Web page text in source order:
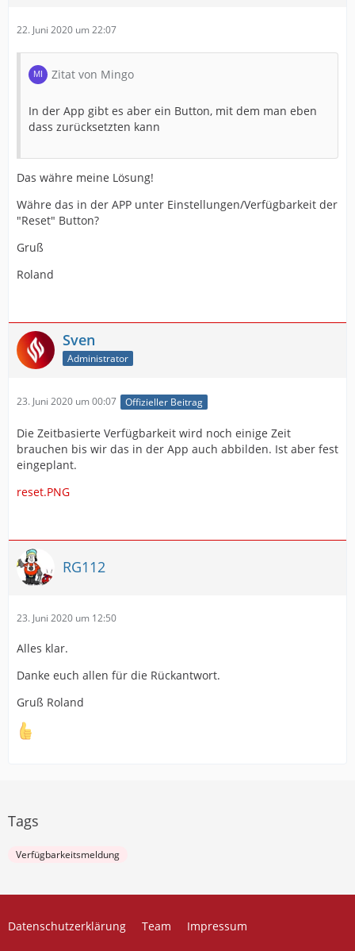
Änderung in der APP niemand mehr in Connect
Von meiner Seite währe es besser, den Status auch
Und ja, das währe ein Änderungswunsch
Gruß Roland
22. Juni 2020 um 22:07
Zitat von Mingo
In der App gibt es aber ein Button, mit dem man eben
dass zurücksetzten kann
Das währe meine Lösung!
Währe das in der APP unter Einstellungen/Verfügbarkeit der
"Reset" Button?
Gruß
Roland
Sven
Administrator
23. Juni 2020 um 00:07 Offizieller Beitrag
Die Zeitbasierte Verfügbarkeit wird noch einige Zeit
brauchen bis wir das in der App auch abbilden. Ist aber fest
eingeplant.
reset.PNG
RG112
23. Juni 2020 um 12:50
Alles klar.
Danke euch allen für die Rückantwort.
Gruß Roland
Tags
Verfügbarkeitsmeldung
Datenschutzerklärung Team Impressum